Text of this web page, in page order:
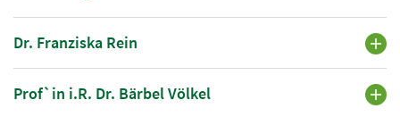
Dr. Franziska Rein
Prof`in i.R. Dr. Bärbel Völkel